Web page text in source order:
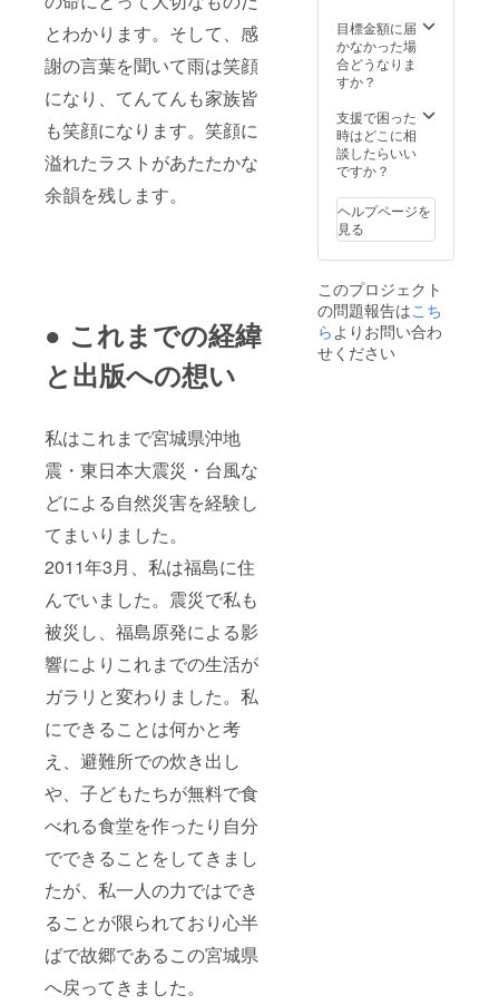
とわかります。そして、感
謝の言葉を聞いて雨は笑顔
になり、てんてんも家族皆
も笑顔になります。笑顔に
溢れたラストがあたたかな
余韻を残します。
● これまでの経緯
と出版への想い
私はこれまで宮城県沖地
震・東日本大震災・台風な
どによる自然災害を経験し
てまいりました。
2011年3月、私は福島に住
んでいました。震災で私も
被災し、福島原発による影
響によりこれまでの生活が
ガラリと変わりました。私
にできることは何かと考
え、避難所での炊き出し
や、子どもたちが無料で食
べれる食堂を作ったり自分
でできることをしてきまし
たが、私一人の力ではでき
ることが限られており心半
ばで故郷であるこの宮城県
へ戻ってきました。
目標金額に届
かなかった場
合どうなりま
すか？
支援で困った
時はどこに相
談したらいい
ですか？
ヘルプページを
見る
このプロジェクト
の問題報告はこち
らよりお問い合わ
せください